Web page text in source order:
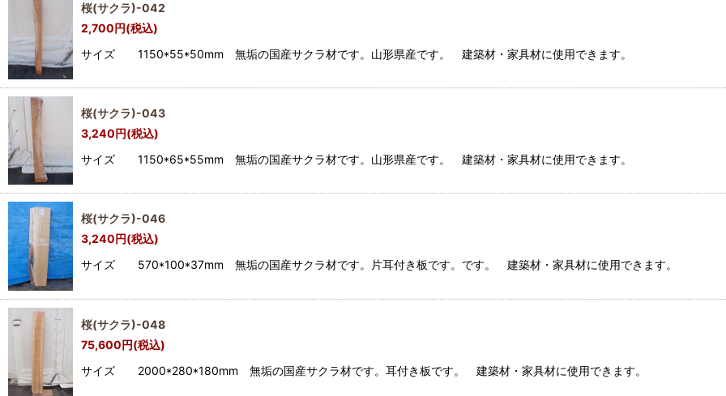
桜(サクラ)-042
2,700円(税込)
サイズ 1150*55*50mm 無垢の国産サクラ材です。山形県産です。 建築材・家具材に使用できます。
桜(サクラ)-043
3,240円(税込)
サイズ 1150*65*55mm 無垢の国産サクラ材です。山形県産です。 建築材・家具材に使用できます。
桜(サクラ)-046
3,240円(税込)
サイズ 570*100*37mm 無垢の国産サクラ材です。片耳付き板です。です。 建築材・家具材に使用できます。
桜(サクラ)-048
75,600円(税込)
サイズ 2000*280*180mm 無垢の国産サクラ材です。耳付き板です。 建築材・家具材に使用できます。